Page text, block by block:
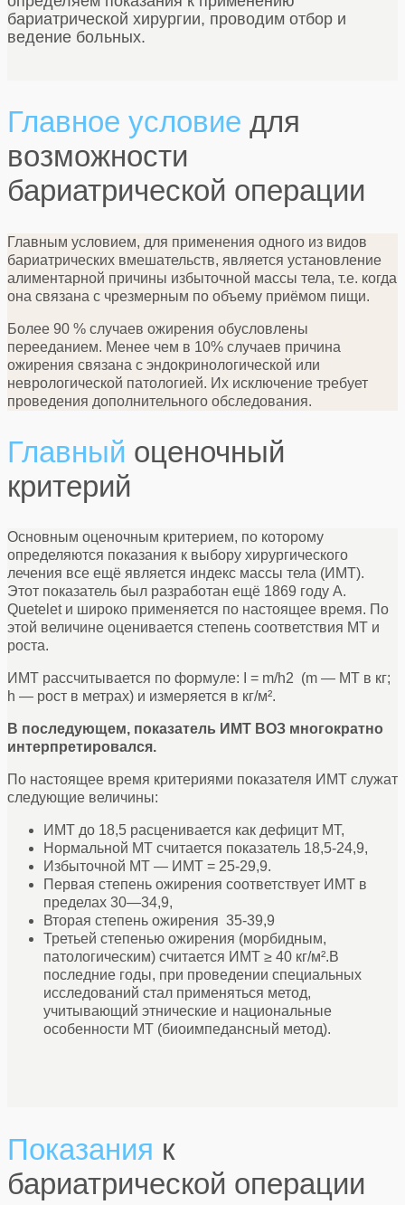
бариатрической хирургии, проводим отбор и
ведение больных.
Главное условие для
возможности
бариатрической операции
Главным условием, для применения одного из видов
бариатрических вмешательств, является установление
алиментарной причины избыточной массы тела, т.е. когда
она связана с чрезмерным по объему приёмом пищи.
Более 90 % случаев ожирения обусловлены
перееданием. Менее чем в 10% случаев причина
ожирения связана с эндокринологической или
неврологической патологией. Их исключение требует
проведения дополнительного обследования.
Главный оценочный
критерий
Основным оценочным критерием, по которому
определяются показания к выбору хирургического
лечения все ещё является индекс массы тела (ИМТ).
Этот показатель был разработан ещё 1869 году A.
Quetelet и широко применяется по настоящее время. По
этой величине оценивается степень соответствия МТ и
роста.
ИМТ рассчитывается по формуле: I = m/h2 (m — МТ в кг;
h — рост в метрах) и измеряется в кг/м².
В последующем, показатель ИМТ ВОЗ многократно
интерпретировался.
По настоящее время критериями показателя ИМТ служат
следующие величины:
ИMT до 18,5 расценивается как дефицит МТ,
Нормальной МТ считается показатель 18,5-24,9,
Избыточной МТ — ИMT = 25-29,9.
Первая степень ожирения соответствует ИMT в
пределах 30—34,9,
Вторая степень ожирения 35-39,9
Третьей степенью ожирения (морбидным,
патологическим) считается ИMT ≥ 40 кг/м².В
последние годы, при проведении специальных
исследований стал применяться метод,
учитывающий этнические и национальные
особенности МТ (биоимпедансный метод).
Показания к
бариатрической операции